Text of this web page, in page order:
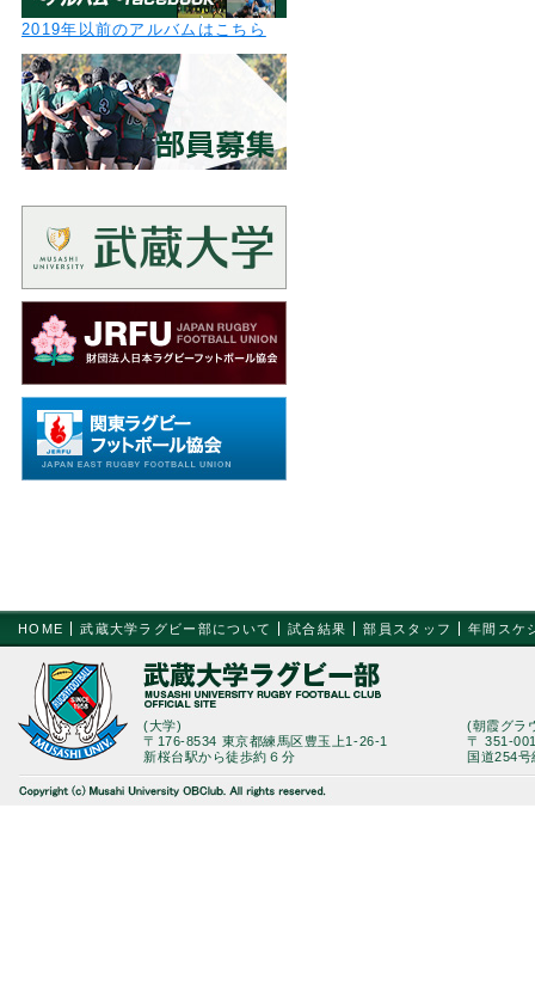
2019年以前のアルバムはこちら
HOME 武蔵大学ラグビー部について 試合結果 部員スタッフ 年間スケ
(大学)
〒176-8534 東京都練馬区豊玉上1-26-1
新桜台駅から徒歩約６分
(朝霞グラ
〒 351-
国道254